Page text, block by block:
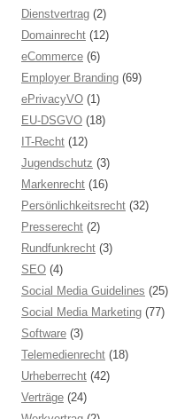
Dienstvertrag (2)
Domainrecht (12)
eCommerce (6)
Employer Branding (69)
ePrivacyVO (1)
EU-DSGVO (18)
IT-Recht (12)
Jugendschutz (3)
Markenrecht (16)
Persönlichkeitsrecht (32)
Presserecht (2)
Rundfunkrecht (3)
SEO (4)
Social Media Guidelines (25)
Social Media Marketing (77)
Software (3)
Telemedienrecht (18)
Urheberrecht (42)
Verträge (24)